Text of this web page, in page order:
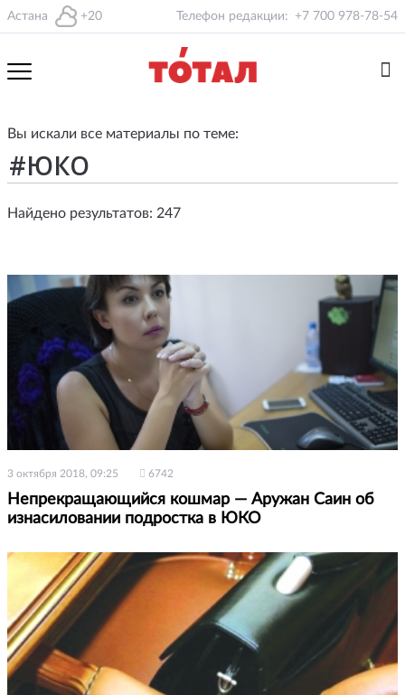
Астана +20 Телефон редакции: +7 700 978-78-54
Вы искали все материалы по теме:
Найдено результатов: 247
3 октября 2018, 09:25 6742
Непрекращающийся кошмар — Аружан Саин об
изнасиловании подростка в ЮКО